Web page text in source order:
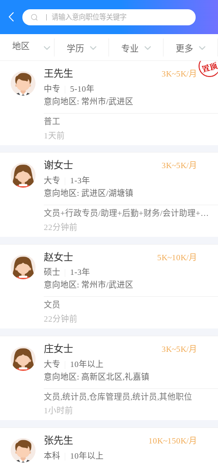
请输入意向职位等关键字
学历 专业 更多
王先生
3K~5K/月
中专
5-10年
意向地区: 常州市/武进区
普工
1天前
谢女士
3K~5K/月
大专
1-3年
意向地区: 武进区/湖塘镇
文员+行政专员/助理+后勤+财务/会计助理+出纳
22分钟前
赵女士
5K~10K/月
硕士
1-3年
意向地区: 常州市/武进区
文员
22分钟前
庄女士
3K~5K/月
大专
10年以上
意向地区: 高新区北区,礼嘉镇
文员,统计员,仓库管理员,统计员,其他职位
1小时前
张先生
10K~150K/月
本科
10年以上